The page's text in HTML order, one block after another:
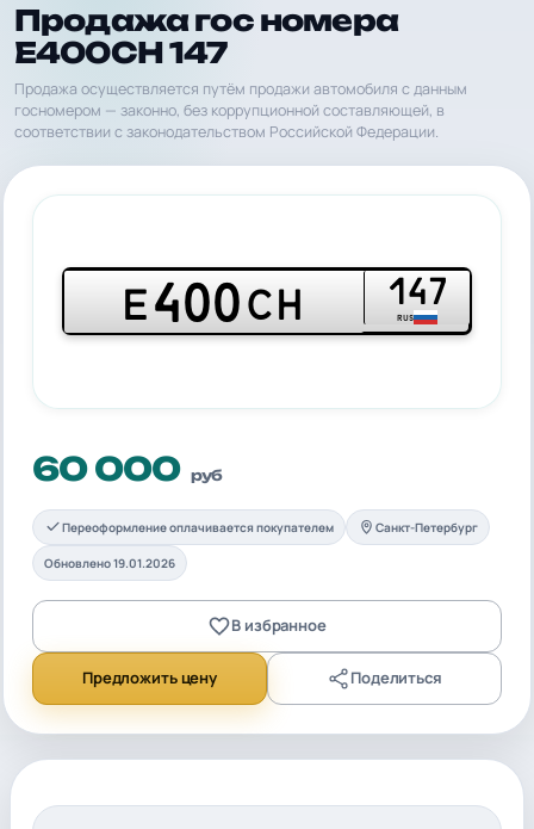
Продажа гос номера
Е400СН 147
Продажа осуществляется путём продажи автомобиля с данным
госномером — законно, без коррупционной составляющей, в
соответствии с законодательством Российской Федерации.
Е400СН 147
RUS
60 000 руб
Переоформление оплачивается покупателем Санкт-Петербург
Обновлено 19.01.2026
В избранное
Предложить цену Поделиться